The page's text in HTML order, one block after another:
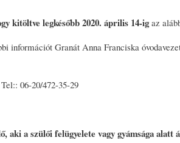
kitöltve legkésőbb 2020. április 14-igaz
információt Granát Anna Franciska
06-20/472-35-29
aki a szülői felügyelete vagy gyámsága alatt